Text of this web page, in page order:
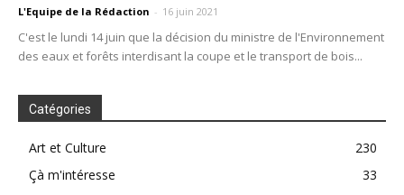
L'Equipe de la Rédaction - 16 juin 2021
C'est le lundi 14 juin que la décision du ministre de l'Environnement
des eaux et forêts interdisant la coupe et le transport de bois...
Catégories
Art et Culture
230
Çà m'intéresse
33